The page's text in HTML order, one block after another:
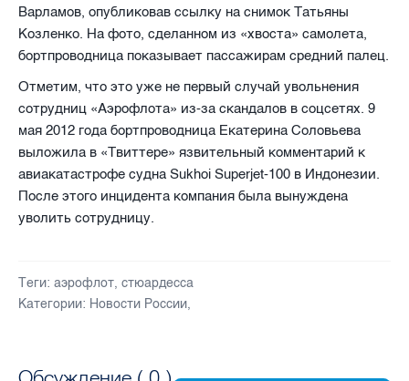
Варламов, опубликовав ссылку на снимок Татьяны
Козленко. На фото, сделанном из «хвоста» самолета,
бортпроводница показывает пассажирам средний палец.
Отметим, что это уже не первый случай увольнения
сотрудниц «Аэрофлота» из-за скандалов в соцсетях. 9
мая 2012 года бортпроводница Екатерина Соловьева
выложила в «Твиттере» язвительный комментарий к
авиакатастрофе судна Sukhoi Superjet-100 в Индонезии.
После этого инцидента компания была вынуждена
уволить сотрудницу.
Теги: аэрофлот, стюардесса
Категории: Новости России,